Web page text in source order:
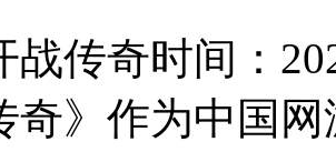
战传奇时间：
奇》作为中国